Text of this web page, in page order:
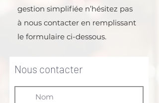
gestion simplifiée n’hésitez pas
à nous contacter en remplissant
le formulaire ci-dessous.
Nous contacter